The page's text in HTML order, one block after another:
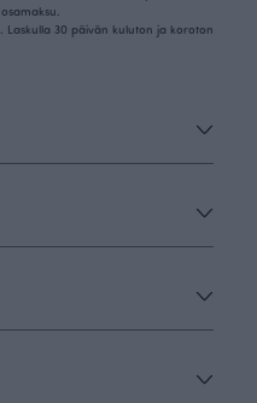
30 päivän kuluton ja koroton